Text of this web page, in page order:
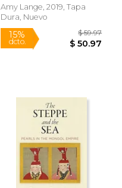
12%
dcto.
Weaving: 4-In-1 Wire
Weaving
Beginners (en Inglés)
Amy Lange, 2019, Tapa
Dura, Nuevo